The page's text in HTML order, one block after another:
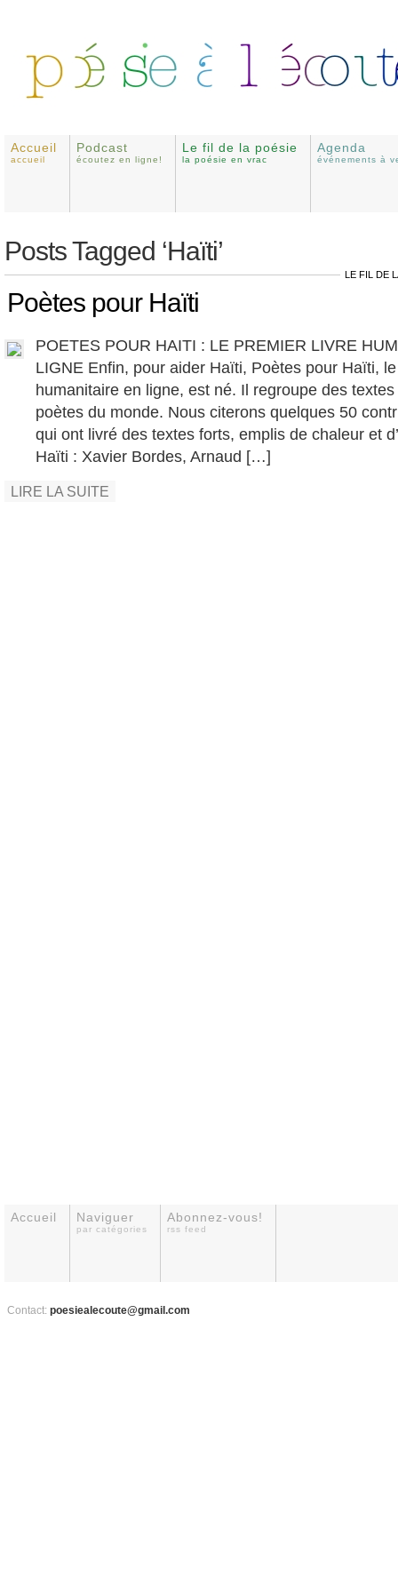
Accueil
accueil
Podcast
écoutez en ligne!
Le fil de la poésie
la poésie en vrac
Agenda
événements à
Posts Tagged ‘Haïti’
LE FIL DE
Poètes pour Haïti
POETES POUR HAITI : LE PREMIER LIVRE
LIGNE Enfin, pour aider Haïti, Poètes pour Haïti,
humanitaire en ligne, est né. Il regroupe des
poètes du monde. Nous citerons quelques 50
qui ont livré des textes forts, emplis de chaleur et
Haïti : Xavier Bordes, Arnaud […]
LIRE LA SUITE
Accueil Naviguer
par catégories
Abonnez-vous!
rss feed
Contact: poesiealecoute@gmail.com